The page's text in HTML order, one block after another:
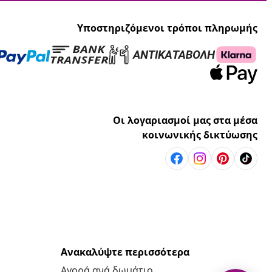
Υποστηριζόμενοι τρόποι πληρωμής
Οι λογαριασμοί μας στα μέσα
κοινωνικής δικτύωσης
Ανακαλύψτε περισσότερα